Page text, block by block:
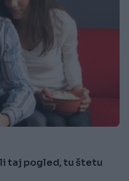
taj pogled, tu štetu